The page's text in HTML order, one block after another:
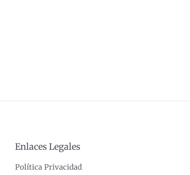
Enlaces Legales
Política Privacidad